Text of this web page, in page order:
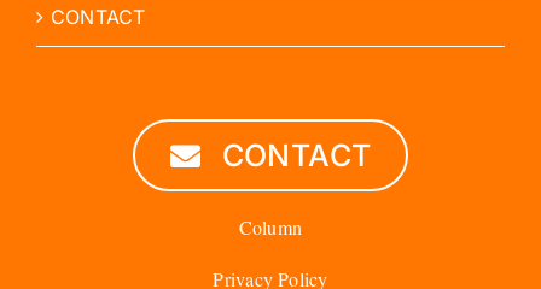
CONTACT
CONTACT
Column
Privacy Policy